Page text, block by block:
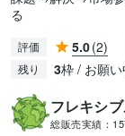
る
評価 5.0(2)
残り 3枠 / お願い
フレキシ
総販売実績：